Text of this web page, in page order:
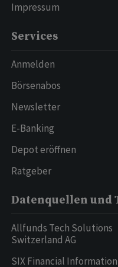
Impressum
Services
Anmelden
Börsenabos
Newsletter
E-Banking
Depot eröffnen
Ratgeber
Datenquellen und
Allfunds Tech Solutions
Switzerland AG
SIX Financial Information